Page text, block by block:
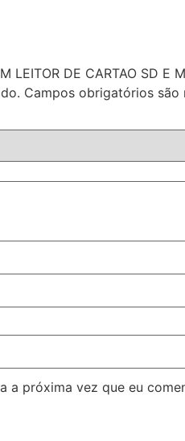
DE CARTAO SD E
Campos obrigatórios são
a próxima vez que eu